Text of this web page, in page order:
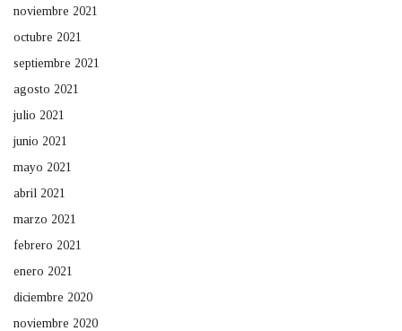
noviembre 2021
octubre 2021
septiembre 2021
agosto 2021
julio 2021
junio 2021
mayo 2021
abril 2021
marzo 2021
febrero 2021
enero 2021
diciembre 2020
noviembre 2020